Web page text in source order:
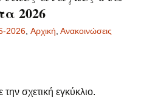
2026
2026 Aρχική Ανακοινώσεις
την σχετική εγκύκλιο.